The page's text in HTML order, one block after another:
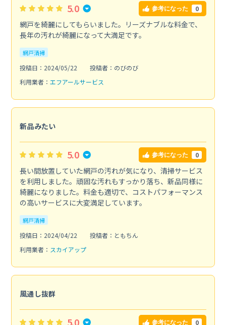
5.0 参考になった 0
網戸を綺麗にしてもらいました。リーズナブルな料金で、
長年の汚れが綺麗になって大満足です。
網戸清掃
投稿日：2024/05/22
投稿者：のびのび
利用業者： エフアールサービス
新品みたい
5.0 参考になった 0
長い間放置していた網戸の汚れが気になり、清掃サービス
を利用しました。頑固な汚れもすっかり落ち、新品同様に
綺麗になりました。料金も適切で、コストパフォーマンス
の高いサービスに大変満足しています。
網戸清掃
投稿日：2024/04/22
投稿者：ともちん
利用業者： スカイアップ
風通し抜群
5.0 参考になった 0